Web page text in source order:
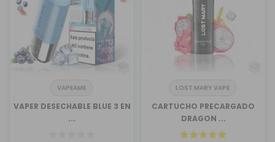
VAPEAME
VAPER DESECHABLE BLUE 3 EN
...
LOST MARY VAPE
CARTUCHO PRECARGADO
DRAGON ...